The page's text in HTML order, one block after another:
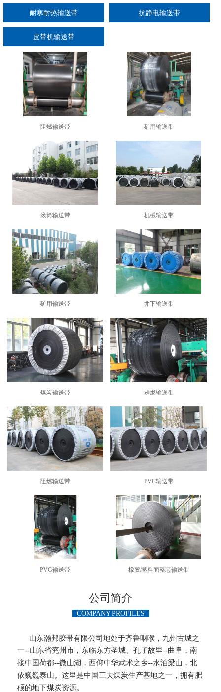
3
耐寒耐热输送带 抗静电输送带
皮带机输送带
阻燃输送带 矿用输送带
滚筒输送带 机械输送带
矿用输送带 井下输送带
煤炭输送带 难燃输送带
阻燃输送带 PVC输送带
PVG输送带 橡胶/塑料面整芯输送带
公司简介
COMPANY PROFILES
山东瀚邦胶带有限公司地处于齐鲁咽喉，九州古城之
一--山东省兖州市，东临东方圣城、孔子故里--曲阜，南
接中国荷都--微山湖，西仰中华武术之乡--水泊梁山，北
依巍巍泰山。这里是中国三大煤炭生产基地之一，拥有肥
硕的地下煤炭资源。